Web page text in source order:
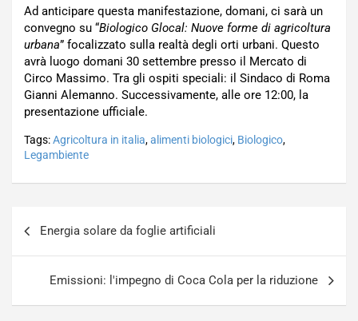
Ad anticipare questa manifestazione, domani, ci sarà un
convegno su “Biologico Glocal: Nuove forme di agricoltura
urbana” focalizzato sulla realtà degli orti urbani. Questo
avrà luogo domani 30 settembre presso il Mercato di
Circo Massimo. Tra gli ospiti speciali: il Sindaco di Roma
Gianni Alemanno. Successivamente, alle ore 12:00, la
presentazione ufficiale.
Tags:Agricoltura in italia,alimenti biologici, Biologico,
Legambiente
articoli
Energia solare da foglie artificiali
Emissioni: l'impegno di Coca Cola per la riduzione